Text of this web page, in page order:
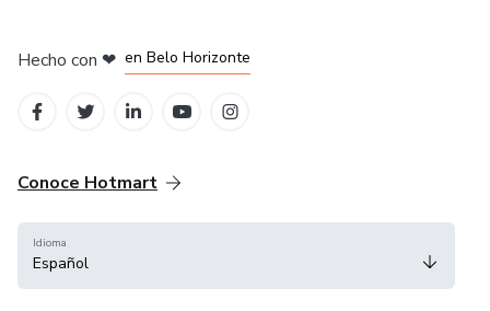
Hecho con ❤ en Belo Horizonte
Conoce Hotmart
Idioma
Español